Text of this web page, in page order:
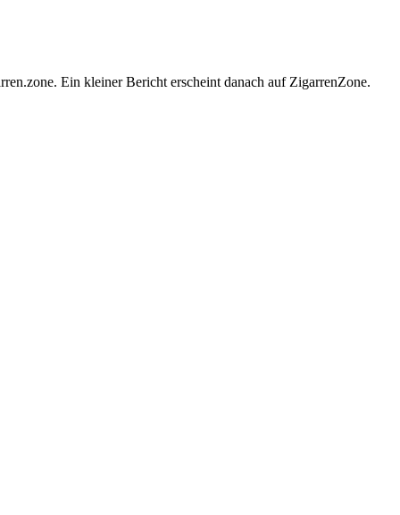
Ein kleiner Bericht erscheint danach auf ZigarrenZone.